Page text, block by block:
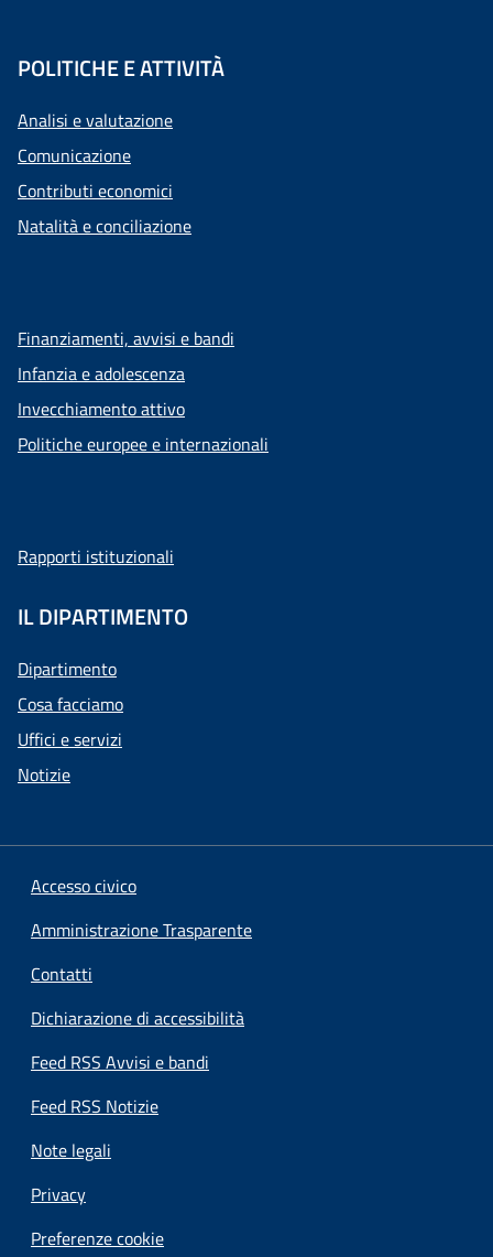
POLITICHE E ATTIVITÀ
Analisi e valutazione
Comunicazione
Contributi economici
Natalità e conciliazione
Finanziamenti, avvisi e bandi
Infanzia e adolescenza
Invecchiamento attivo
Politiche europee e internazionali
Rapporti istituzionali
IL DIPARTIMENTO
Dipartimento
Cosa facciamo
Uffici e servizi
Notizie
Accesso civico
Amministrazione Trasparente
Contatti
Dichiarazione di accessibilità
Feed RSS Avvisi e bandi
Feed RSS Notizie
Note legali
Privacy
Preferenze cookie